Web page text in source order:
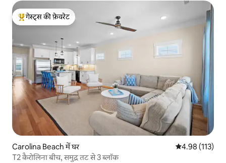
गेस्ट्स का टॉप फ़ेवरेट
गेस्ट्स की फ़ेवरेट
Carolina Beach में घर औसत रेटिंग 5 में से
4.98 (113)
T2 कैरोलिना बीच, समुद्र तट से 3 ब्लॉक